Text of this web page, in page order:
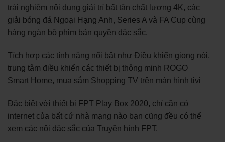
trải nghiệm nội dung giải trí bất tận chất lượng 4K, các
giải bóng đá Ngoại Hạng Anh, Series A và FA Cup cùng
hàng ngàn bộ phim bản quyền đặc sắc.
Tích hợp các tính năng nổi bật như Điều khiển giọng nói,
trung tâm điều khiển các thiết bị thông minh ROGO
Smart Home, mua sắm Shopping TV trên màn hình tivi
Đặc biệt với thiết bị FPT Play Box 2020, chỉ cần có
internet của bất cứ nhà mạng nào bạn cũng đều có thể
xem các nội đặc sắc của Truyền hình FPT.